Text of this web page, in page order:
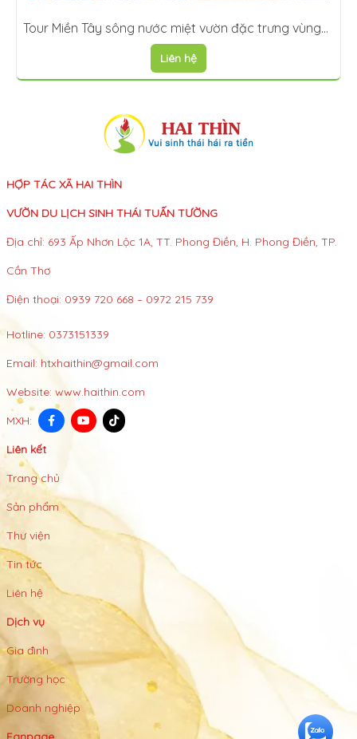
Tour Miền Tây sông nước miệt vườn đặc trưng vùng
Liên hệ
HỢP TÁC XÃ HAI THÌN
VƯỜN DU LỊCH SINH THÁI TUẤN TƯỜNG
Địa chỉ: 693 Ấp Nhơn Lộc 1A, TT. Phong Điền, H. Phong Điền, TP.
Cần Thơ
Điện thoại: 0939 720 668 – 0972 215 739
Hotline: 0373151339
Email: htxhaithin@gmail.com
Website: www.haithin.com
MXH:
Liên kết
Trang chủ
Sản phẩm
Thư viện
Tin tức
Liên hệ
Dịch vụ
Gia đình
Trường học
Doanh nghiệp